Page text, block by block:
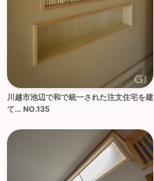
川越市池辺で和で統一された注文住宅を建
て... NO.135